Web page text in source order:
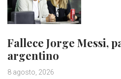
Fallece Jorge Messi,
argentino
8 agosto, 2026